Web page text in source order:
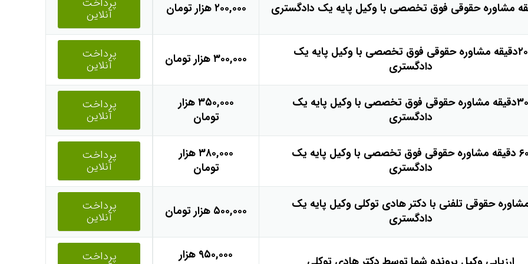
۲۰۰,۰۰۰ هزار تومان آنلاین
۲۰دقیقه مشاوره حقوقی فوق تخصصی با وکیل پایه یک
دادگستری
۳۰۰,۰۰۰ هزار تومان پرداخت
آنلاین
۳۰دقیقه مشاوره حقوقی فوق تخصصی با وکیل پایه یک
دادگستری
۳۵۰,۰۰۰ هزار
تومان
پرداخت
آنلاین
۶۰ دقیقه مشاوره حقوقی فوق تخصصی با وکیل پایه یک
دادگستری
۳۸۰,۰۰۰ هزار
تومان
پرداخت
آنلاین
حقوقی تلفنی با دکتر هادی توکلی وکیل پایه یک
دادگستری
۵۰۰,۰۰۰ هزار تومان پرداخت
آنلاین
۹۵۰,۰۰۰ هزار
پرداخت